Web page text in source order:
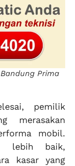
Prima
pemilik
merasakan
mobil.
lebih baik,
kasar yang